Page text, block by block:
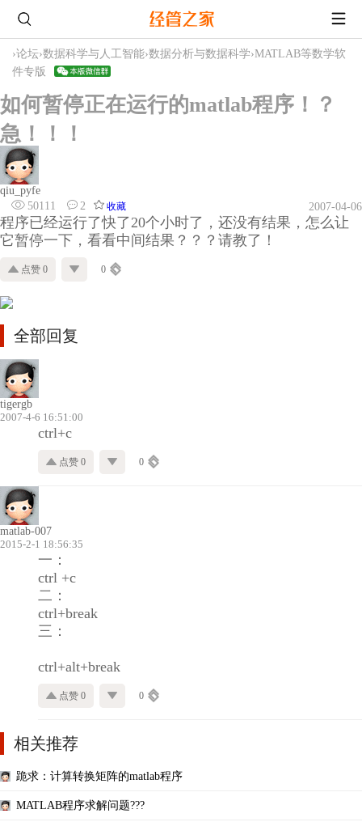
›论坛›数据科学与人工智能›数据分析与数据科学›MATLAB等数学软
件专版
如何暂停正在运行的matlab程序！？
急！！！
qiu_pyfe
50111
2 收藏 2007-04-06
程序已经运行了快了20个小时了，还没有结果，怎么让
它暂停一下，看看中间结果？？？请教了！
点赞 0 0
全部回复
tigergb
2007-4-6 16:51:00
ctrl+c
点赞 0 0
matlab-007
2015-2-1 18:56:35
一：
ctrl +c
二：
ctrl+break
三：
ctrl+alt+break
点赞 0 0
相关推荐
跪求：计算转换矩阵的matlab程序
MATLAB程序求解问题???